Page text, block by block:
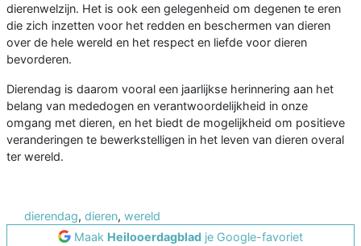
dierenwelzijn. Het is ook een gelegenheid om degenen te eren
die zich inzetten voor het redden en beschermen van dieren
over de hele wereld en het respect en liefde voor dieren
bevorderen.
Dierendag is daarom vooral een jaarlijkse herinnering aan het
belang van mededogen en verantwoordelijkheid in onze
omgang met dieren, en het biedt de mogelijkheid om positieve
veranderingen te bewerkstelligen in het leven van dieren overal
ter wereld.
dierendag, dieren, wereld
Maak Heilooerdagblad je Google-favoriet